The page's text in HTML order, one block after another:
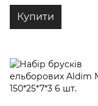
Купити